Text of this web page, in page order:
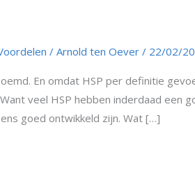
/Arnold ten Oever/ 22/02/
En omdat HSP per definitie
veel HSP hebben inderdaad
goed ontwikkeld zijn. Wat […]